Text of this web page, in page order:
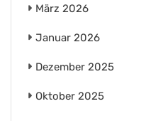
März 2026
Januar 2026
Dezember 2025
Oktober 2025